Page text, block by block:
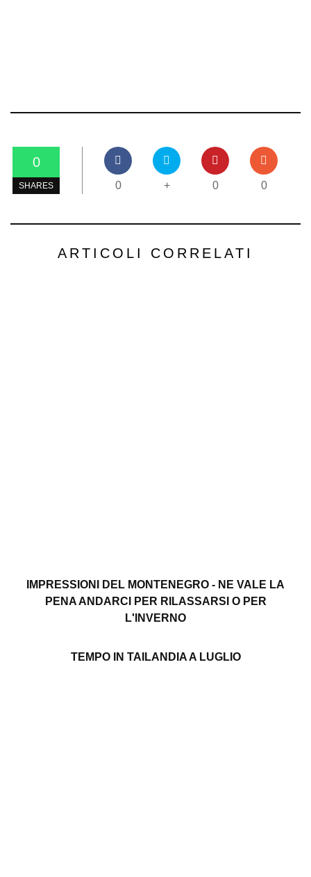
0
SHARES 0 + 0 0
ARTICOLI CORRELATI
IMPRESSIONI DEL MONTENEGRO - NE VALE LA
PENA ANDARCI PER RILASSARSI O PER
L'INVERNO
TEMPO IN TAILANDIA A LUGLIO